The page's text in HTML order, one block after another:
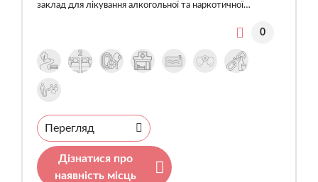
заклад для лікування алкогольної та наркотичної…
0
Перегляд
Дізнатися про
наявність місць